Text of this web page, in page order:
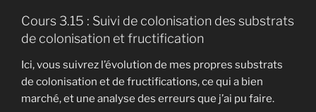
Cours 3.15 : Suivi de colonisation des substrats
de colonisation et fructification
Ici, vous suivrez l’évolution de mes propres substrats
de colonisation et de fructifications, ce qui a bien
marché, et une analyse des erreurs que j’ai pu faire.